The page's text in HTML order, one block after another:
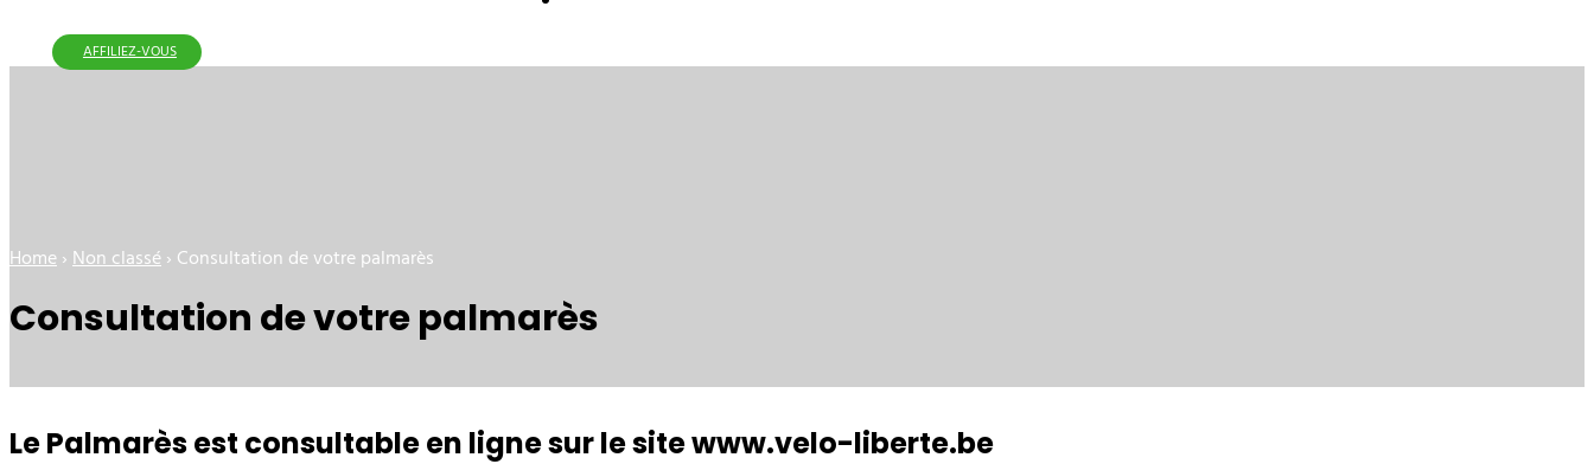
AFFILIEZ-VOUS
Home›Non classé› Consultation de votre palmarès
Consultation de votre palmarès
Le Palmarès est consultable en ligne sur le site www.velo-liberte.be